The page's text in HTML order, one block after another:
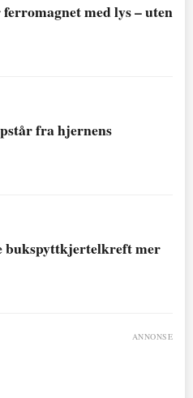
med lys – uten
fra hjernens
bukspyttkjertelkreft mer
ANNONSE